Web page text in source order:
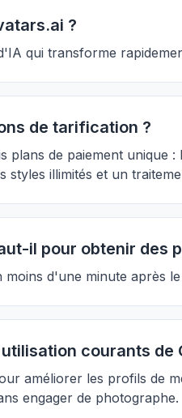
?
qui transforme
de tarification ?
plans de paiement unique
styles illimités et un
il pour obtenir des
d'une minute après
courants de
améliorer les profils de
engager de photographe.